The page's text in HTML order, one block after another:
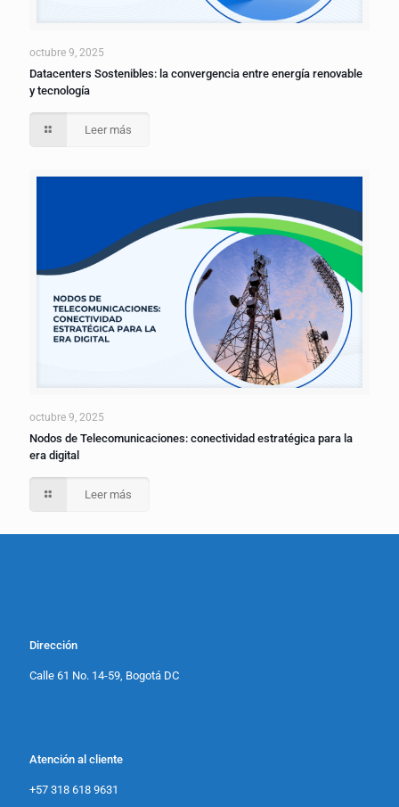
octubre 9, 2025
Datacenters Sostenibles: la convergencia entre energía renovable
y tecnología
Leer más
octubre 9, 2025
Nodos de Telecomunicaciones: conectividad estratégica para la
era digital
Leer más
Dirección
Calle 61 No. 14-59, Bogotá DC
Atención al cliente
+57 318 618 9631